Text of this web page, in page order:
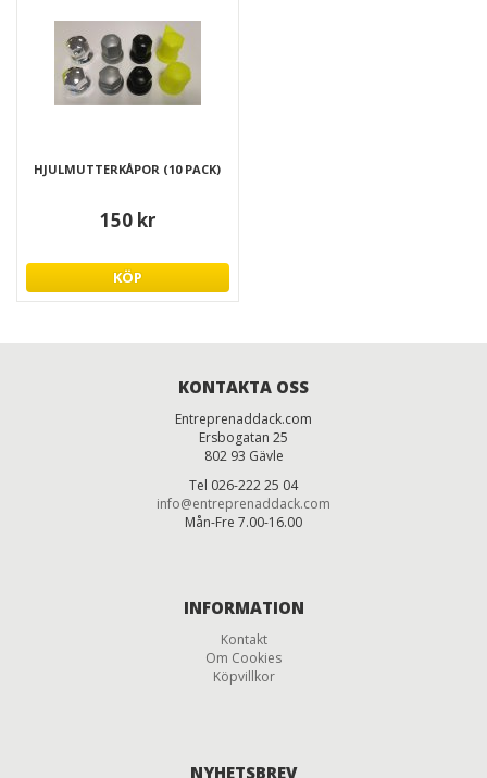
HJULMUTTERKÅPOR (10 PACK)
150 kr
KÖP
KONTAKTA OSS
Entreprenaddack.com
Ersbogatan 25
802 93 Gävle
Tel 026-222 25 04
info@entreprenaddack.com
Mån-Fre 7.00-16.00
INFORMATION
Kontakt
Om Cookies
Köpvillkor
NYHETSBREV